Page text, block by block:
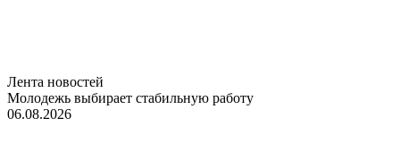
Лента новостей
Молодежь выбирает стабильную работу
06.08.2026